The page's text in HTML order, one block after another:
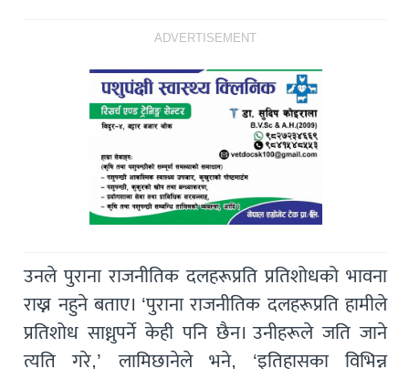
ADVERTISEMENT
उनले पुराना राजनीतिक दलहरूप्रति प्रतिशोधको भावना
राख्न नहुने बताए। ‘पुराना राजनीतिक दलहरूप्रति हामीले
प्रतिशोध साध्नुपर्ने केही पनि छैन। उनीहरूले जति जाने
त्यति गरे,’ लामिछानेले भने, ‘इतिहासका विभिन्न